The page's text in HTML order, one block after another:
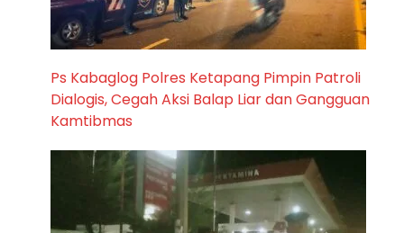
Ps Kabaglog Polres Ketapang Pimpin Patroli
Dialogis, Cegah Aksi Balap Liar dan Gangguan
Kamtibmas